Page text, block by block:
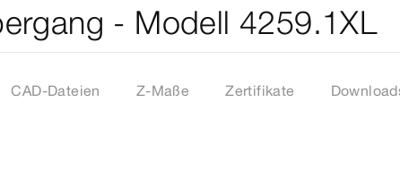
- Modell 4259.1XL
CAD-Dateien Z-Maße Zertifikate